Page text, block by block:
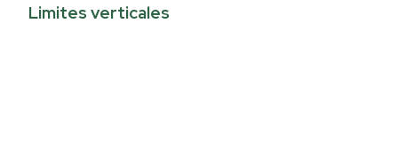
Limites verticales